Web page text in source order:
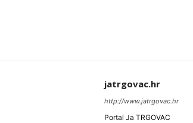
jatrgovac.hr
http://www.jatrgovac.hr
Portal Ja TRGOVAC